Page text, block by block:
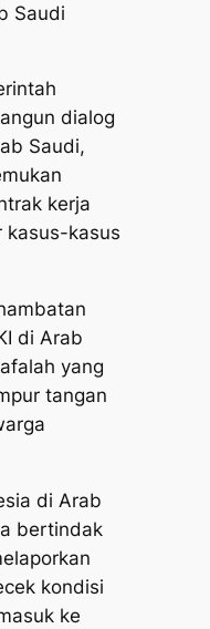
Saudi
dialog
Saudi,
kerja
kasus-kasus
di Arab
yang
tangan
di Arab
bertindak
kondisi
ke